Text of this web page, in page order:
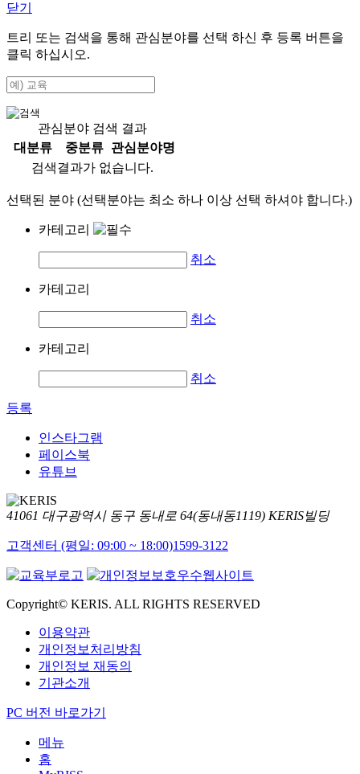
닫기
트리 또는 검색을 통해 관심분야를 선택 하신 후 등록 버튼을
클릭 하십시오.
관심분야 검색 결과
대분류
중분류
관심분야명
검색결과가 없습니다.
선택된 분야 (선택분야는 최소 하나 이상 선택 하셔야 합니다.)
카테고리
취소
카테고리
취소
카테고리
취소
등록
인스타그램
페이스북
유튜브
41061 대구광역시 동구 동내로 64(동내동1119) KERIS빌딩
고객센터 (평일: 09:00 ~ 18:00)1599-3122
Copyright© KERIS. ALL RIGHTS RESERVED
이용약관
개인정보처리방침
개인정보 재동의
기관소개
PC 버전 바로가기
메뉴
홈